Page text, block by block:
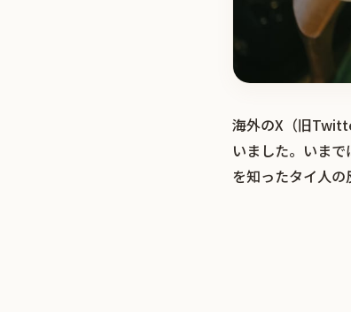
海外のX（旧
いました。いま
を知ったタイ人の